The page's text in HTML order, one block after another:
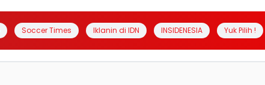
Soccer Times Iklanin di IDN INSIDENESIA Yuk Pilih !